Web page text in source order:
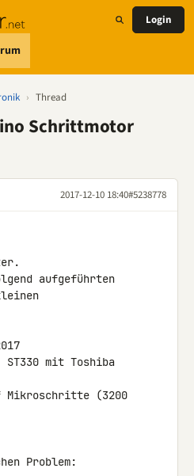
Login
› Thread
Schrittmotor
2017-12-10 18:40#5238778
aufgeführten
mit Toshiba
(3200
Problem: